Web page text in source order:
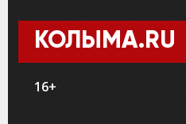
КОЛЫМА.RU
16+